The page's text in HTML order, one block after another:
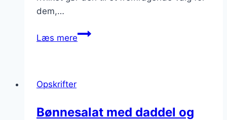
dem,…
Læs mereBønnesalat
Opskrifter
Bønnesalat med daddel og